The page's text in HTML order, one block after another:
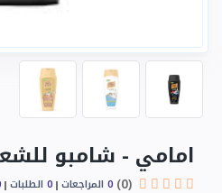
امامي - شامبو للشعر -
(0)
0 المراجعات 0 الطلبات